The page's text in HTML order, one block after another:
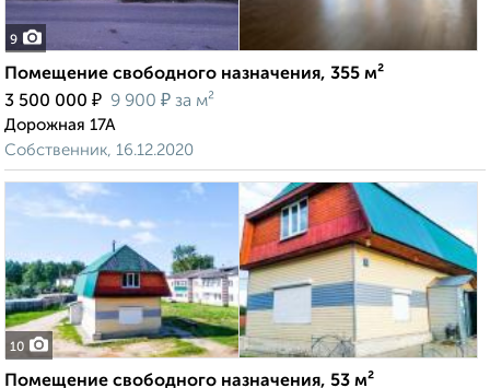
9
Помещение свободного назначения, 355 м²
3 500 000 ₽ 9 900 ₽ за м²
Дорожная 17А
Собственник, 16.12.2020
10
Помещение свободного назначения, 53 м²